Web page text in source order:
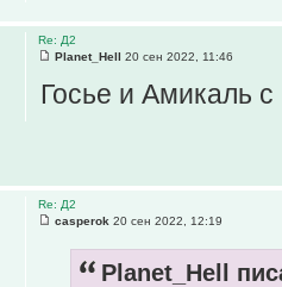
Re: Д2
Planet_Hell 20 сен 2022, 11:46
Госье и Амикаль
Re: Д2
casperok 20 сен 2022, 12:19
Planet_Hell